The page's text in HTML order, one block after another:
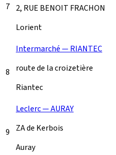
7 2, RUE BENOIT FRACHON
Lorient
8
Intermarché — RIANTEC
route de la croizetière
Riantec
9
Leclerc — AURAY
ZA de Kerbois
Auray